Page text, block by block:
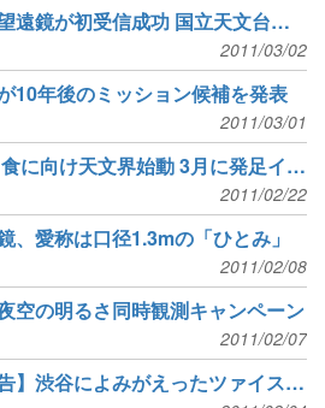
ペルーの電波望遠鏡が初受信成功 国立天文台など協力
2011/03/02
10年後のミッション候補を発表
2011/03/01
2012年金環日食に向け天文界始動 3月に発足イベントも
2011/02/22
、愛称は口径1.3mの「ひとみ」
2011/02/08
空の明るさ同時観測キャンペーン
2011/02/07
【募金活動報告】渋谷によみがえったツァイスIV型 五島プラネタリウムの投影機